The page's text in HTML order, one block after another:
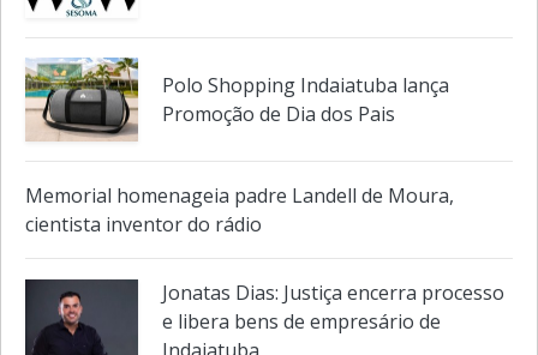
Polo Shopping Indaiatuba lança
Promoção de Dia dos Pais
Jonatas Dias: Justiça encerra processo